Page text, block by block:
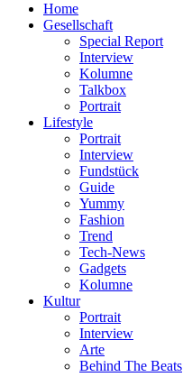
Home
Gesellschaft
Special Report
Interview
Kolumne
Talkbox
Portrait
Lifestyle
Portrait
Interview
Fundstück
Guide
Yummy
Fashion
Trend
Tech-News
Gadgets
Kolumne
Kultur
Portrait
Interview
Arte
Behind The Beats